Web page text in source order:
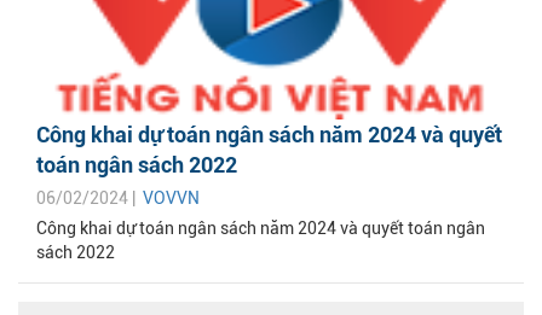
Công khai dự toán ngân sách năm 2024 và quyết
toán ngân sách 2022
06/02/2024 | VOVVN
Công khai dự toán ngân sách năm 2024 và quyết toán ngân
sách 2022